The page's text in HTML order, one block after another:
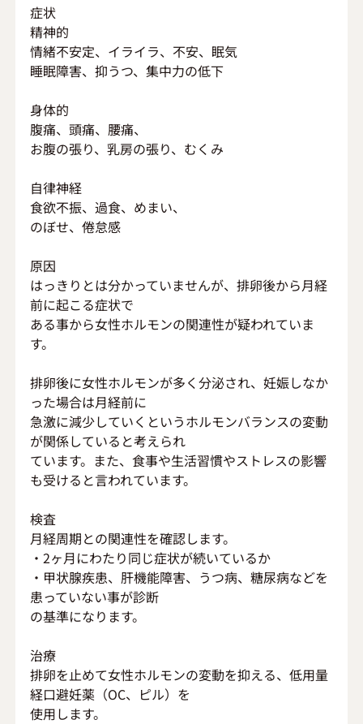
症状
精神的
情緒不安定、イライラ、不安、眠気
睡眠障害、抑うつ、集中力の低下
身体的
腹痛、頭痛、腰痛、
お腹の張り、乳房の張り、むくみ
自律神経
食欲不振、過食、めまい、
のぼせ、倦怠感
原因
はっきりとは分かっていませんが、排卵後から月経
前に起こる症状で
ある事から女性ホルモンの関連性が疑われていま
す。
排卵後に女性ホルモンが多く分泌され、妊娠しなか
った場合は月経前に
急激に減少していくというホルモンバランスの変動
が関係していると考えられ
ています。また、食事や生活習慣やストレスの影響
も受けると言われています。
検査
月経周期との関連性を確認します。
・2ヶ月にわたり同じ症状が続いているか
・甲状腺疾患、肝機能障害、うつ病、糖尿病などを
患っていない事が診断
の基準になります。
治療
排卵を止めて女性ホルモンの変動を抑える、低用量
経口避妊薬（ОC、ピル）を
使用します。